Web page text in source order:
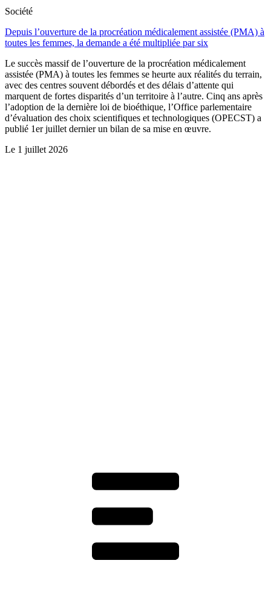
Société
Depuis l’ouverture de la procréation médicalement assistée (PMA) à
toutes les femmes, la demande a été multipliée par six
Le succès massif de l’ouverture de la procréation médicalement
assistée (PMA) à toutes les femmes se heurte aux réalités du terrain,
avec des centres souvent débordés et des délais d’attente qui
marquent de fortes disparités d’un territoire à l’autre. Cinq ans après
l’adoption de la dernière loi de bioéthique, l’Office parlementaire
d’évaluation des choix scientifiques et technologiques (OPECST) a
publié 1er juillet dernier un bilan de sa mise en œuvre.
Le 1 juillet 2026